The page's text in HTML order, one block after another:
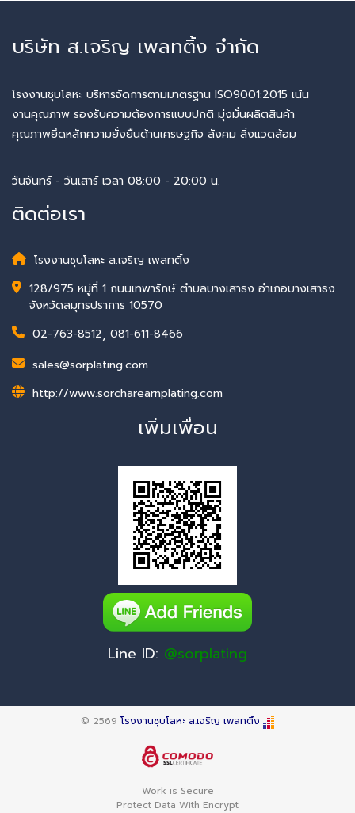
บริษัท ส.เจริญ เพลทติ้ง จำกัด
โรงงานชุบโลหะ บริหารจัดการตามมาตรฐาน ISO9001:2015 เน้น
งานคุณภาพ รองรับความต้องการแบบปกติ มุ่งมั่นผลิตสินค้า
คุณภาพยึดหลักความยั่งยืนด้านเศรษฐกิจ สังคม สิ่งแวดล้อม
วันจันทร์ - วันเสาร์ เวลา 08:00 - 20:00 น.
ติดต่อเรา
โรงงานชุบโลหะ ส.เจริญ เพลทติ้ง
128/975 หมู่ที่ 1 ถนนเทพารักษ์ ตำบลบางเสาธง อำเภอบางเสาธง
จังหวัดสมุทรปราการ 10570
02-763-8512, 081-611-8466
sales@sorplating.com
http://www.sorcharearnplating.com
เพิ่มเพื่อน
Line ID: @sorplating
© 2569 โรงงานชุบโลหะ ส.เจริญ เพลทติ้ง
Work is Secure
Protect Data With Encrypt